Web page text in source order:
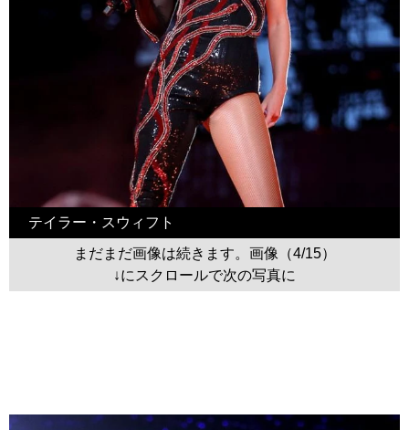
テイラー・スウィフト
まだまだ画像は続きます。画像（4/15）
↓にスクロールで次の写真に